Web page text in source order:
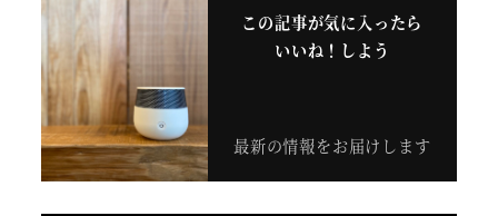
この記事が気に入ったら
いいね！しよう
最新の情報をお届けします